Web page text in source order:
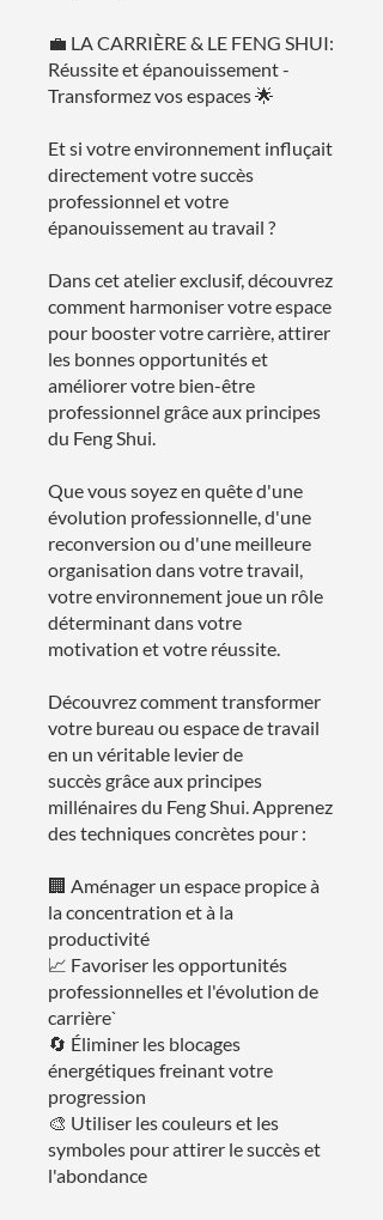
💼 LA CARRIÈRE & LE FENG SHUI:
Réussite et épanouissement -
Transformez vos espaces 🌟
Et si votre environnement influçait
directement votre succès
professionnel et votre
épanouissement au travail ?
Dans cet atelier exclusif, découvrez
comment harmoniser votre espace
pour booster votre carrière, attirer
les bonnes opportunités et
améliorer votre bien-être
professionnel grâce aux principes
du Feng Shui.
Que vous soyez en quête d'une
évolution professionnelle, d'une
reconversion ou d'une meilleure
organisation dans votre travail,
votre environnement joue un rôle
déterminant dans votre
motivation et votre réussite.
Découvrez comment transformer
votre bureau ou espace de travail
en un véritable levier de
succès grâce aux principes
millénaires du Feng Shui. Apprenez
des techniques concrètes pour :
🏢 Aménager un espace propice à
la concentration et à la
productivité
📈 Favoriser les opportunités
professionnelles et l'évolution de
carrière`
🔄 Éliminer les blocages
énergétiques freinant votre
progression
🎨 Utiliser les couleurs et les
symboles pour attirer le succès et
l'abondance